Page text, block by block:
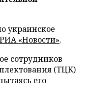
украинское
РИА «Новости».
сотрудников
(ТЦК)
его